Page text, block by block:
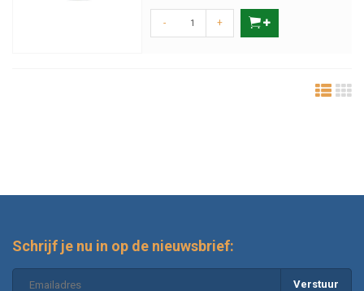
- +
Schrijf je nu in op de nieuwsbrief:
Verstuur